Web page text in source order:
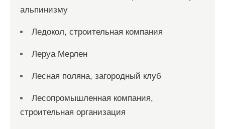
альпинизму
Ледокол, строительная компания
Леруа Мерлен
Лесная поляна, загородный клуб
Лесопромышленная компания,
строительная организация